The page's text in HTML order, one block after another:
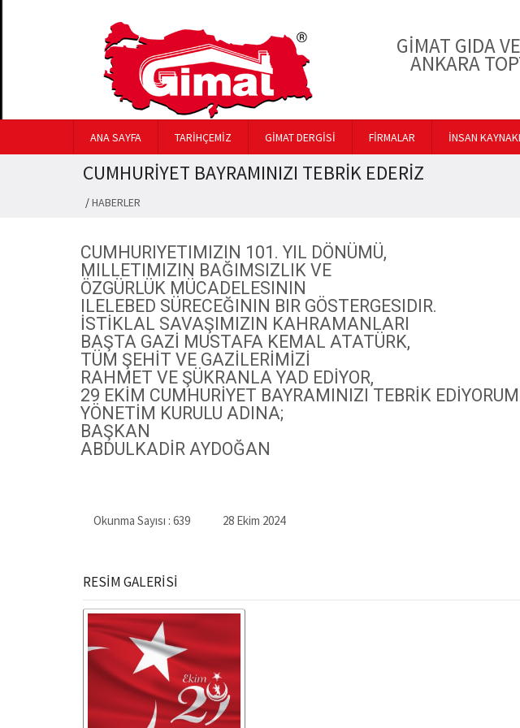
GİMAT GIDA
ANKARA
ANA SAYFA TARİHÇEMİZ GİMAT DERGİSİ FİRMALAR İNSAN
CUMHURİYET BAYRAMINIZI TEBRİK EDERİZ
/HABERLER
CUMHURIYETIMIZIN 101. YIL DÖNÜMÜ,
MILLETIMIZIN BAĞIMSIZLIK VE
ÖZGÜRLÜK MÜCADELESININ
ILELEBED SÜRECEĞININ BIR GÖSTERGESIDIR.
İSTİKLAL SAVAŞIMIZIN KAHRAMANLARI
BAŞTA GAZİ MUSTAFA KEMAL ATATÜRK,
TÜM ŞEHİT VE GAZİLERİMİZİ
RAHMET VE ŞÜKRANLA YAD EDİYOR,
29 EKİM CUMHURİYET BAYRAMINIZI TEBRİK
YÖNETİM KURULU ADINA;
BAŞKAN
ABDULKADİR AYDOĞAN
Okunma Sayısı : 639 28 Ekim 2024
RESİM GALERİSİ